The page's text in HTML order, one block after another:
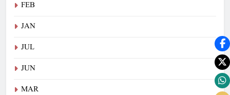
FEB
JAN
JUL
JUN
MAR